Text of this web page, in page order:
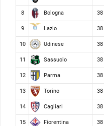
8 Bologna 38
9 Lazio 38
10 Udinese 38
11 Sassuolo 38
12 Parma 38
13 Torino 38
14 Cagliari 38
15 Fiorentina 38